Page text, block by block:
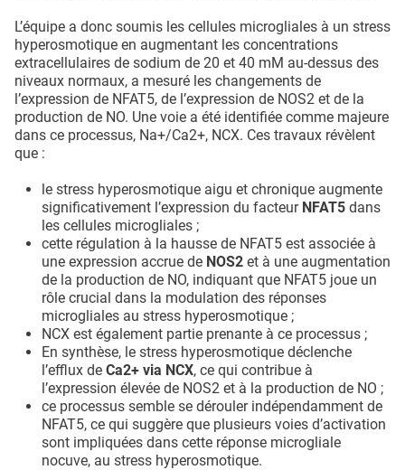
L’équipe a donc soumis les cellules microgliales à un stress
hyperosmotique en augmentant les concentrations
extracellulaires de sodium de 20 et 40 mM au-dessus des
niveaux normaux, a mesuré les changements de
l’expression de NFAT5, de l’expression de NOS2 et de la
production de NO. Une voie a été identifiée comme majeure
dans ce processus, Na+/Ca2+, NCX. Ces travaux révèlent
que :
le stress hyperosmotique aigu et chronique augmente
significativement l’expression du facteur NFAT5 dans
les cellules microgliales ;
cette régulation à la hausse de NFAT5 est associée à
une expression accrue de NOS2 et à une augmentation
de la production de NO, indiquant que NFAT5 joue un
rôle crucial dans la modulation des réponses
microgliales au stress hyperosmotique ;
NCX est également partie prenante à ce processus ;
En synthèse, le stress hyperosmotique déclenche
l’efflux de Ca2+ via NCX, ce qui contribue à
l’expression élevée de NOS2 et à la production de NO ;
ce processus semble se dérouler indépendamment de
NFAT5, ce qui suggère que plusieurs voies d’activation
sont impliquées dans cette réponse microgliale
nocuve, au stress hyperosmotique.